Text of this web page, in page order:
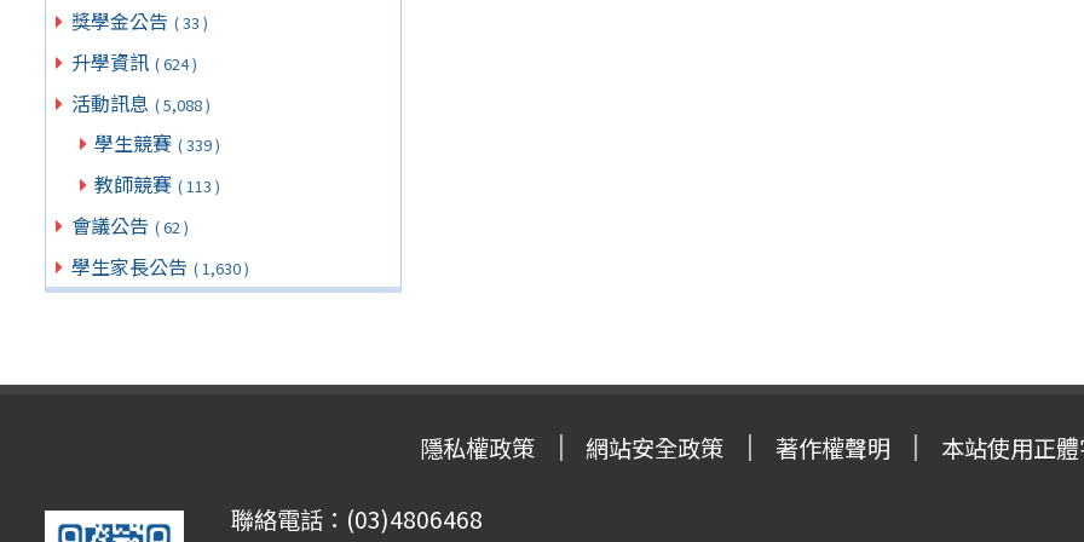
獎學金公告 ( 33 )
升學資訊 ( 624 )
活動訊息 ( 5,088 )
學生競賽 ( 339 )
教師競賽 ( 113 )
會議公告 ( 62 )
學生家長公告 ( 1,630 )
隱私權政策 網站安全政策 著作權聲明 本站使用正
聯絡電話：(03)4806468